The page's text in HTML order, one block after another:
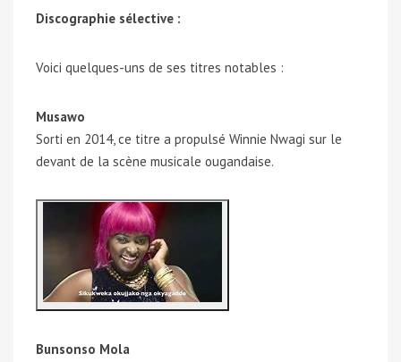
Discographie sélective :
Voici quelques-uns de ses titres notables :
Musawo
Sorti en 2014, ce titre a propulsé Winnie Nwagi sur le
devant de la scène musicale ougandaise.
Bunsonso Mola